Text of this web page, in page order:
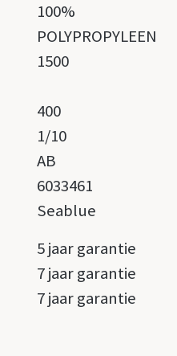
100%
POLYPROPYLEEN
1500
400
1/10
AB
6033461
Seablue
5 jaar garantie
7 jaar garantie
7 jaar garantie